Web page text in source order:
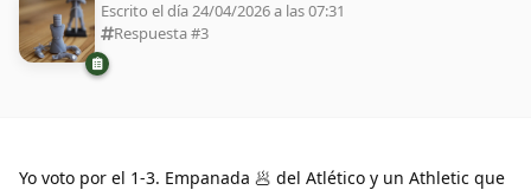
Escrito el día 24/04/2026 a las 07:31
Respuesta #3
Yo voto por el 1-3. Empanada 🥟 del Atlético y un Athletic que